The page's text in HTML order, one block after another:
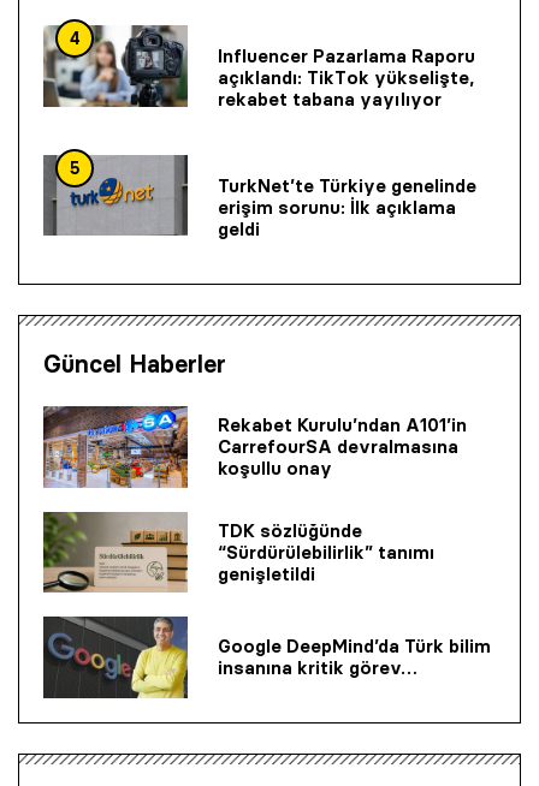
4
Influencer Pazarlama Raporu
açıklandı: TikTok yükselişte,
rekabet tabana yayılıyor
5
TurkNet’te Türkiye genelinde
erişim sorunu: İlk açıklama
geldi
Güncel Haberler
Rekabet Kurulu’ndan A101’in
CarrefourSA devralmasına
koşullu onay
TDK sözlüğünde
“Sürdürülebilirlik” tanımı
genişletildi
Google DeepMind’da Türk bilim
insanına kritik görev…